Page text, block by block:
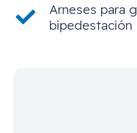
Arneses para
bipedestación